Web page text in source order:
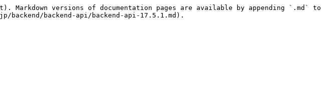
versions of documentation pages are available by appending `.md` to
backend-api/backend-api-17.5.1.md).